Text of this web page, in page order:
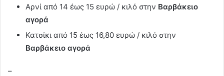
Αρνί από 14 έως 15 ευρώ / κιλό στην Βαρβάκειο
αγορά
Κατσίκι από 15 έως 16,80 ευρώ / κιλό στην
Βαρβάκειο αγορά
–